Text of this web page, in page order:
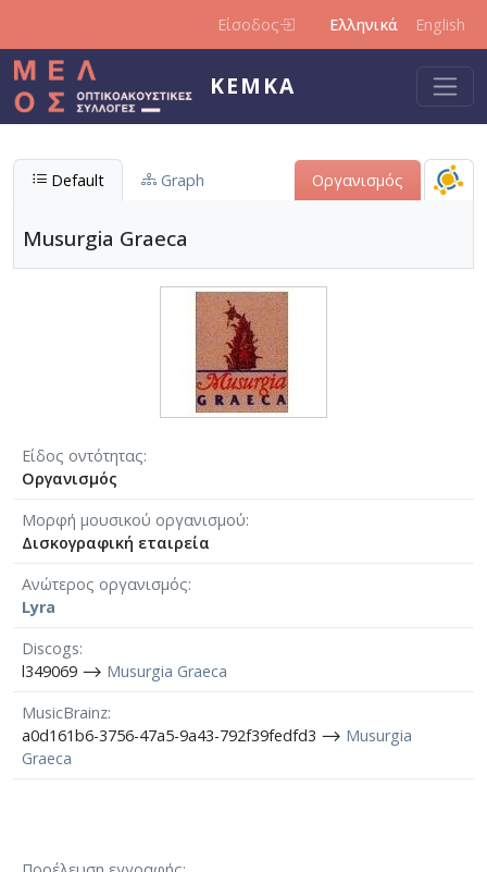
Είσοδος Ελληνικά English
ΚΕΜΚΑ
Default Graph Οργανισμός
Musurgia Graeca
Είδος οντότητας
Οργανισμός
Μορφή μουσικού οργανισμού
Δισκογραφική εταιρεία
Ανώτερος οργανισμός
Lyra
Discogs
l349069 ⟶ Musurgia Graeca
MusicBrainz
a0d161b6-3756-47a5-9a43-792f39fedfd3 ⟶ Musurgia
Graeca